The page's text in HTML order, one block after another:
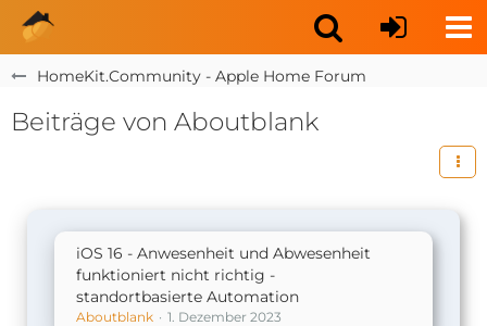
HomeKit.Community - Apple Home Forum
Beiträge von Aboutblank
iOS 16 - Anwesenheit und Abwesenheit
funktioniert nicht richtig -
standortbasierte Automation
Aboutblank 1. Dezember 2023